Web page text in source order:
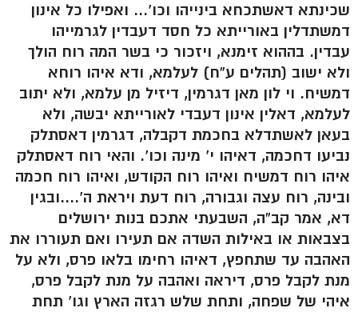
שכינתא דאשתכחא בינייהו וכו’… ואפילו כל אינון
דמשתדלין באורייתא כל חסד דעבדין לגרמייהו
עבדין. בההוא זימנא, ויזכור כי בשר המה רוח הולך
ולא ישוב (תהלים ע”ח) לעלמא, ודא איהו רוחא
דמשיח. וי לון מאן דגרמין, דיזיל מן עלמא, ולא יתוב
לעלמא, דאלין אינון דעבדי לאורייתא יבשה, ולא
בעאן לאשתדלא בחכמת דקבלה, דגרמין דאסתלק
נביעו דחכמה, דאיהו י’ מינה וכו’. והאי רוח דאסתלק
איהו רוח דמשיח ואיהו רוח הקודש, ואיהו רוח חכמה
ובינה, רוח עצה וגבורה, רוח דעת ויראת ה’….ובגין
דא, אמר קב”ה, השבעתי אתכם בנות ירושלים
בצבאות או באילות השדה אם תעירו ואם תעוררו את
האהבה עד שתחפץ, דאיהו רחימו בלאו פרס, ולא על
מנת לקבל פרס, דיראה ואהבה על מנת לקבל פרס,
איהי של שפחה, ותחת שלש רגזה הארץ וגו’ תחת